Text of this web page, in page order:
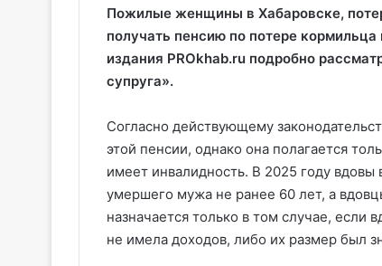
Пожилые женщины в Хабаровске,
получать пенсию по потере
издания PROkhab.ru подробно
супруга».
Согласно действующему
этой пенсии, однако она полагается
имеет инвалидность. В 2025 году
умершего мужа не ранее 60 лет, а
назначается только в том случае, если
не имела доходов, либо их размер был